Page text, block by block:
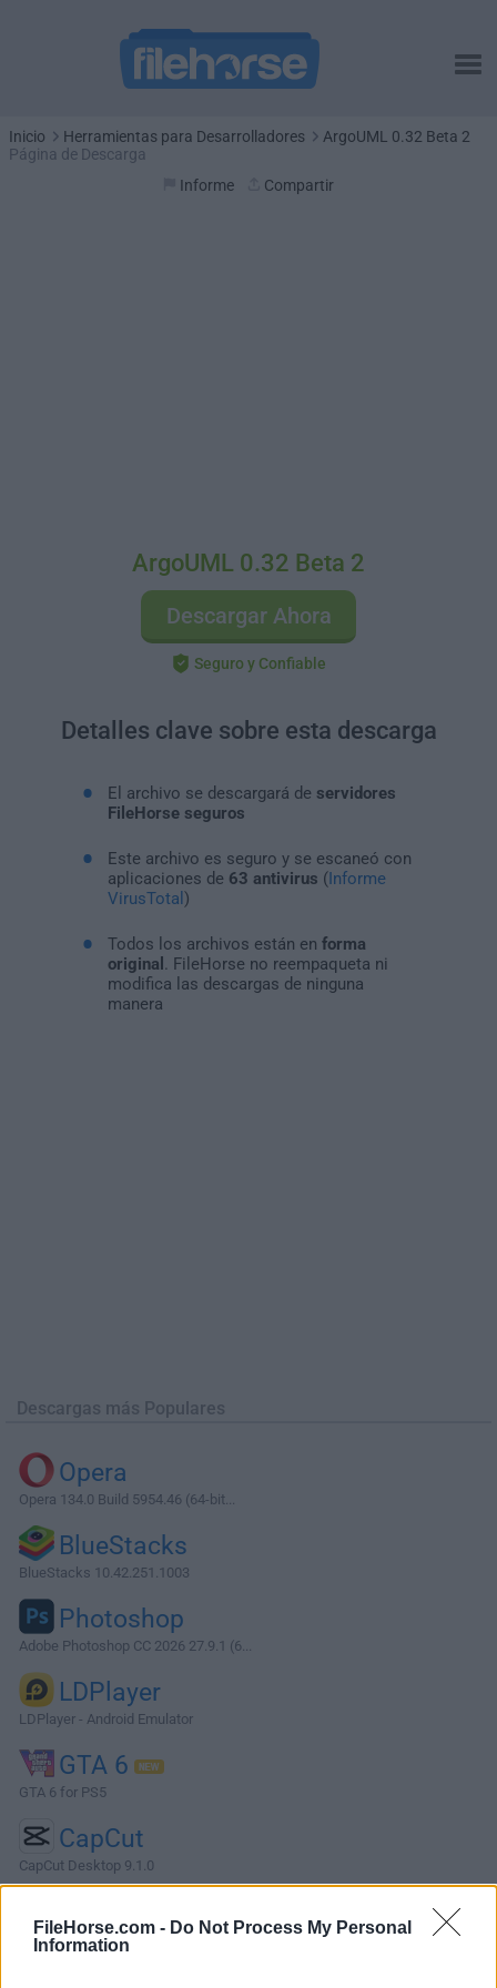
FileHorse.com - Do Not Process My Personal
Information
Inicio Herramientas para Desarrolladores
ArgoUML 0.32 Beta 2
Página de Descarga
Informe
Compartir
ArgoUML 0.32 Beta 2
Descargar Ahora
Seguro y Confiable
Detalles clave sobre esta descarga
El archivo se descargará de servidores
FileHorse seguros
Este archivo es seguro y se escaneó con
aplicaciones de 63 antivirus (Informe
VirusTotal )
Todos los archivos están en forma
original
. FileHorse no reempaqueta ni
modifica las descargas de ninguna
manera
Descargas más Populares
Opera
Opera 134.0 Build 5954.46 (64-bit...
BlueStacks
BlueStacks 10.42.251.1003
Photoshop
Adobe Photoshop CC 2026 27.9.1 (6...
LDPlayer
LDPlayer - Android Emulator
GTA 6
GTA 6 for PS5
CapCut
CapCut Desktop 9.1.0